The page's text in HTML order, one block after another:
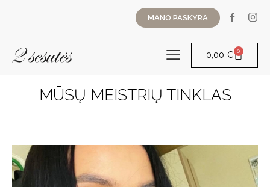
MANO PASKYRA
0,00 € 0
MŪSŲ MEISTRIŲ TINKLAS